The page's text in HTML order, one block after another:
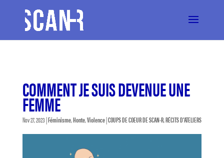
COMMENT JE SUIS DEVENUE UNE
FEMME
Nov 27, 2023|Féminisme,Honte,Violence|COUPS DE COEUR DE SCAN-R,RÉCITS D'ATELIERS